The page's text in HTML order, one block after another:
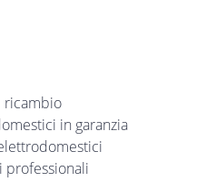
ricambio
in garanzia